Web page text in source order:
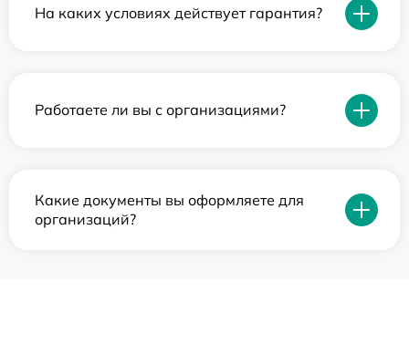
На каких условиях действует гарантия?
Работаете ли вы с организациями?
Какие документы вы оформляете для
организаций?